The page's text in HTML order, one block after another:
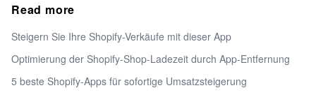
Read more
Steigern Sie Ihre Shopify-Verkäufe mit dieser App
Optimierung der Shopify-Shop-Ladezeit durch App-Entfernung
5 beste Shopify-Apps für sofortige Umsatzsteigerung